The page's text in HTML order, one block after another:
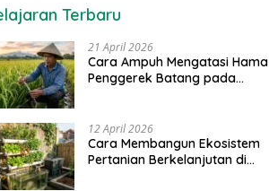
Terbaru
21 April 2026
Cara Ampuh Mengatasi Hama
Penggerek Batang pada
12 April 2026
Cara Membangun Ekosistem
Pertanian Berkelanjutan di